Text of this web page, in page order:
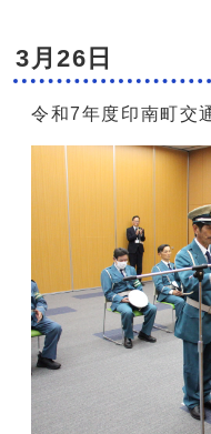
3月26日
令和7年度印南町交